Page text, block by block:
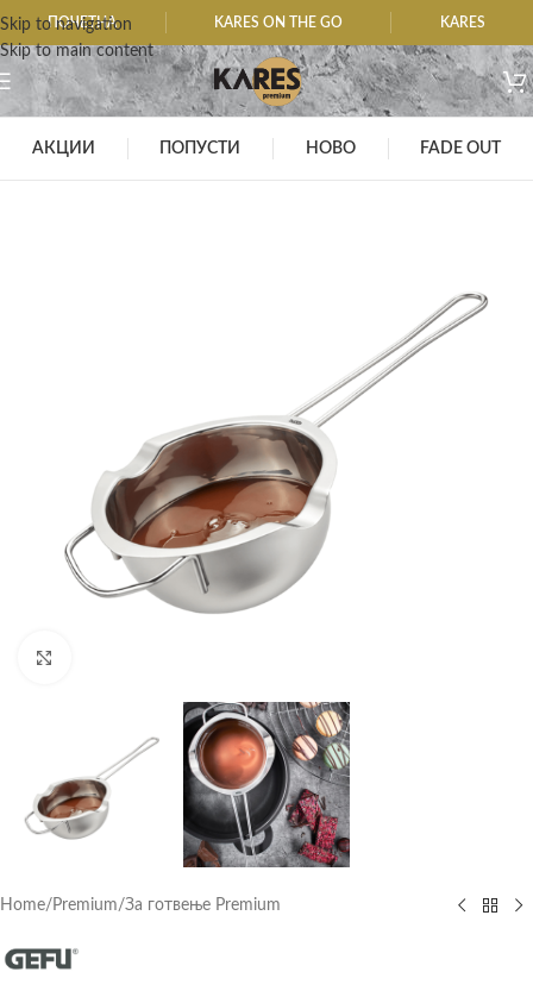
Skip to navigation
Skip to main content
ПОЧЕТНА KARES ON THE GO KARES
АКЦИИ ПОПУСТИ НОВО FADE OUT
Home/ Premium/За готвење Premium